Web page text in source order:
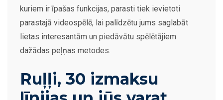
kuriem ir īpašas funkcijas, parasti tiek ievietoti
parastajā videospēlē, lai palīdzētu jums saglabāt
lietas interesantām un piedāvātu spēlētājiem
dažādas peļņas metodes.
Ruļļi, 30 izmaksu